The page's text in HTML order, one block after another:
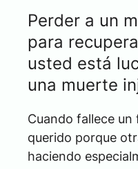
Perder a un
para
usted está
una muerte
Cuando fallece un
querido porque
haciendo